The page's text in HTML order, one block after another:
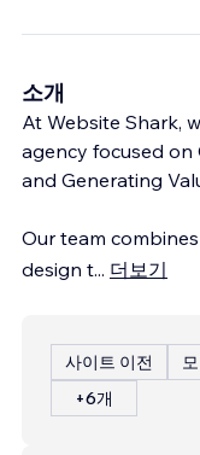
소개
At Website Shark,
agency focused on
and Generating
Our team
design t... 더보기
사이트 이전
+6개